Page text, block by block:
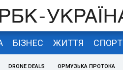
БІЗНЕС ЖИТТЯ СПОРТ
DRONE DEALS ОРМУЗЬКА ПРОТОКА